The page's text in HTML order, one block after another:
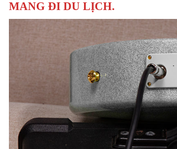
MANG ĐI DU LỊCH.